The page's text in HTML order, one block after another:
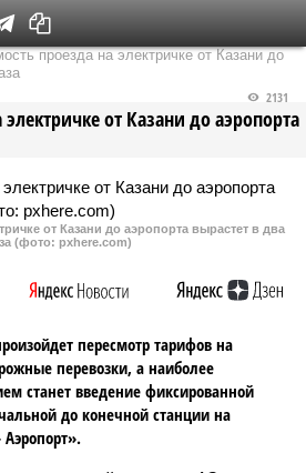
в Татарстане
проезда на электричке от Казани до
от Казани до аэропорта
2131
от Казани до аэропорта вырастет в два
(фото: pxhere.com)
пересмотр тарифов на
перевозки, а наиболее
станет введение фиксированной
до конечной станции на